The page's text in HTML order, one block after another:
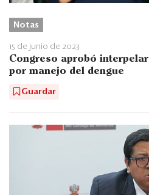
Notas
15 de junio de 2023
Congreso aprobó
por manejo del dengue
Guardar